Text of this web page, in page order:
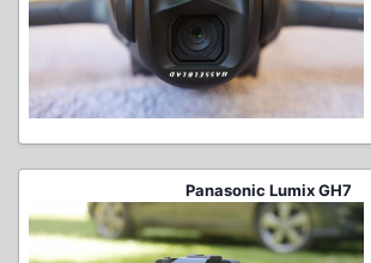
Panasonic Lumix GH7